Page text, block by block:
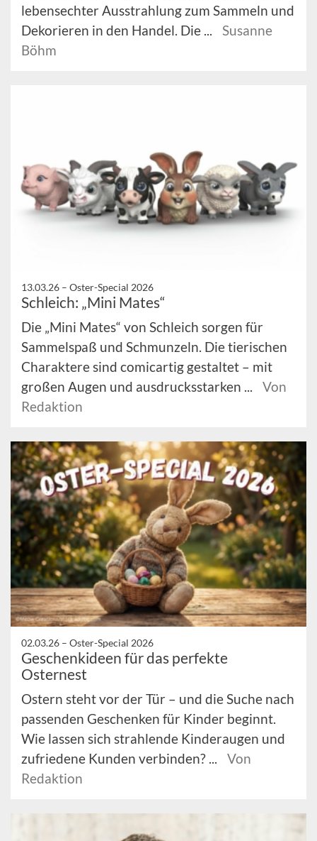
lebensechter Ausstrahlung zum Sammeln und
Dekorieren in den Handel. Die ...
Susanne
Böhm
13.03.26 – Oster-Special 2026
Schleich: „Mini Mates“
Die „Mini Mates“ von Schleich sorgen für
Sammelspaß und Schmunzeln. Die tierischen
Charaktere sind comicartig gestaltet – mit
großen Augen und ausdrucksstarken ...
Von
Redaktion
02.03.26 – Oster-Special 2026
Geschenkideen für das perfekte
Osternest
Ostern steht vor der Tür – und die Suche nach
passenden Geschenken für Kinder beginnt.
Wie lassen sich strahlende Kinderaugen und
zufriedene Kunden verbinden? ...
Von
Redaktion